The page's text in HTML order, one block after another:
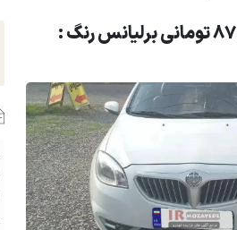
حراج 870/000/000 تومانی برلیانس رنگ :